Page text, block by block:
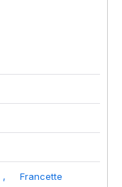
,
Francette